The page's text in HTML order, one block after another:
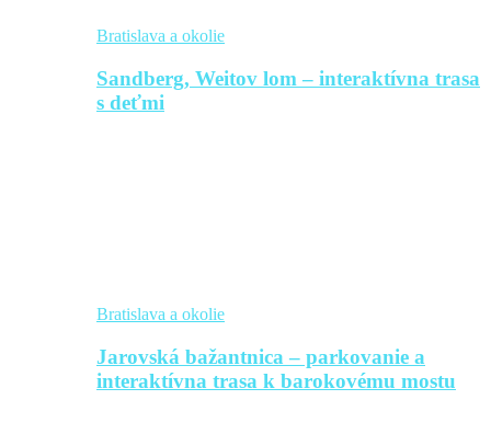
Bratislava a okolie
Sandberg, Weitov lom – interaktívna trasa
s deťmi
Bratislava a okolie
Jarovská bažantnica – parkovanie a
interaktívna trasa k barokovému mostu